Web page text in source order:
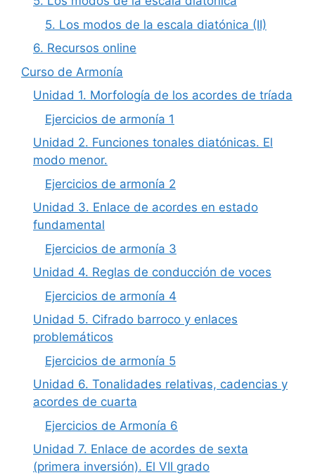
5. Los modos de la escala diatónica (II)
6. Recursos online
Curso de Armonía
Unidad 1. Morfología de los acordes de tríada
Ejercicios de armonía 1
Unidad 2. Funciones tonales diatónicas. El
modo menor.
Ejercicios de armonía 2
Unidad 3. Enlace de acordes en estado
fundamental
Ejercicios de armonía 3
Unidad 4. Reglas de conducción de voces
Ejercicios de armonía 4
Unidad 5. Cifrado barroco y enlaces
problemáticos
Ejercicios de armonía 5
Unidad 6. Tonalidades relativas, cadencias y
acordes de cuarta
Ejercicios de Armonía 6
Unidad 7. Enlace de acordes de sexta
(primera inversión). El VII grado